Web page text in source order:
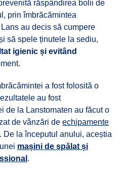
răspândirea bolii de
prin îmbrăcămintea
au decis să cumpere
să spele ținutele la sediu,
igienic și evitând
a fost folosită o
au fost
de la Lanstomaten au făcut o
de vânzări de echipamente
. De la începutul anului, aceștia
mașini de spălat și
.